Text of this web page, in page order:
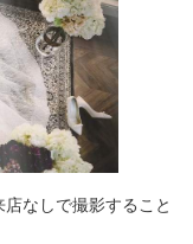
なしで撮影すること